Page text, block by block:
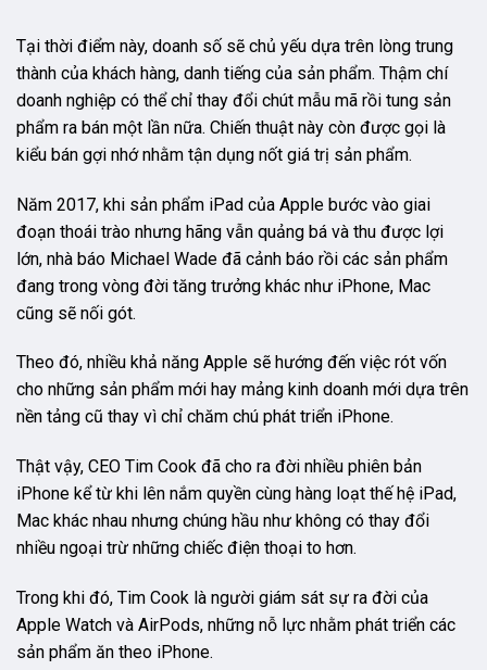
Tại thời điểm này, doanh số sẽ chủ yếu dựa trên lòng trung
thành của khách hàng, danh tiếng của sản phẩm. Thậm chí
doanh nghiệp có thể chỉ thay đổi chút mẫu mã rồi tung sản
phẩm ra bán một lần nữa. Chiến thuật này còn được gọi là
kiểu bán gợi nhớ nhằm tận dụng nốt giá trị sản phẩm.
Năm 2017, khi sản phẩm iPad của Apple bước vào giai
đoạn thoái trào nhưng hãng vẫn quảng bá và thu được lợi
lớn, nhà báo Michael Wade đã cảnh báo rồi các sản phẩm
đang trong vòng đời tăng trưởng khác như iPhone, Mac
cũng sẽ nối gót.
Theo đó, nhiều khả năng Apple sẽ hướng đến việc rót vốn
cho những sản phẩm mới hay mảng kinh doanh mới dựa trên
nền tảng cũ thay vì chỉ chăm chú phát triển iPhone.
Thật vậy, CEO Tim Cook đã cho ra đời nhiều phiên bản
iPhone kể từ khi lên nắm quyền cùng hàng loạt thế hệ iPad,
Mac khác nhau nhưng chúng hầu như không có thay đổi
nhiều ngoại trừ những chiếc điện thoại to hơn.
Trong khi đó, Tim Cook là người giám sát sự ra đời của
Apple Watch và AirPods, những nỗ lực nhằm phát triển các
sản phẩm ăn theo iPhone.